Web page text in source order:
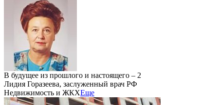
В будущее из прошлого и настоящего – 2
Лидия Горазеева, заслуженный врач РФ
Недвижимость и ЖКХЕще